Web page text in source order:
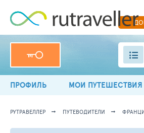
ПРОФИЛЬ МОИ ПУТЕШЕСТВИЯ
РУТРАВЕЛЛЕР ПУТЕВОДИТЕЛИ